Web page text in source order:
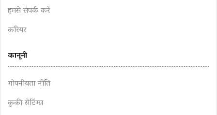
हमसे संपर्क करें
करियर
कानूनी
गोपनीयता नीति
कुकी सेटिंग्स